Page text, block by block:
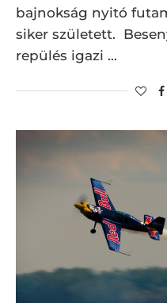
bajnokság nyitó
siker született.
repülés igazi …